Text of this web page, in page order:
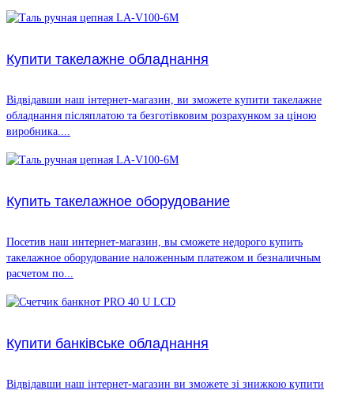
Купити такелажне обладнання
Відвідавши наш інтернет-магазин, ви зможете купити такелажне
обладнання післяплатою та безготівковим розрахунком за ціною
виробника....
Купить такелажное оборудование
Посетив наш интернет-магазин, вы сможете недорого купить
такелажное оборудование наложенным платежом и безналичным
расчетом по...
Купити банківське обладнання
Відвідавши наш інтернет-магазин ви зможете зі знижкою купити